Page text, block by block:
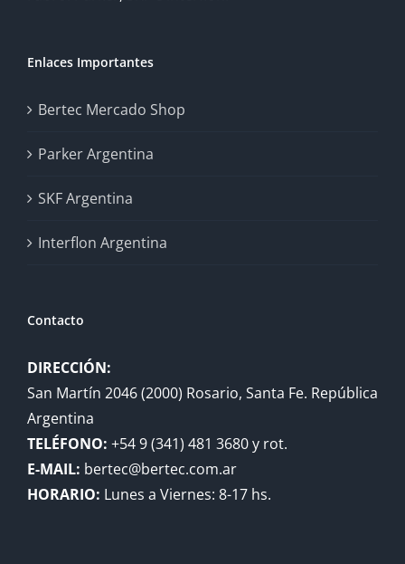
Enlaces Importantes
Bertec Mercado Shop
Parker Argentina
SKF Argentina
Interflon Argentina
Contacto
DIRECCIÓN:
San Martín 2046 (2000) Rosario, Santa Fe. República
Argentina
TELÉFONO: +54 9 (341) 481 3680 y rot.
E-MAIL: bertec@bertec.com.ar
HORARIO: Lunes a Viernes: 8-17 hs.